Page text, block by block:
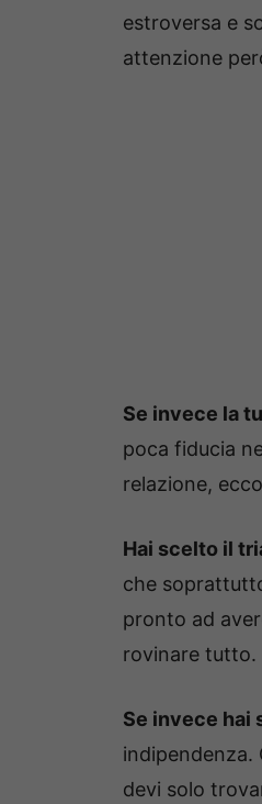
estroversa e
attenzione
Se invece la
poca fiducia
relazione,
Hai scelto il
che
pronto ad
rovinare tutto.
Se invece hai
indipendenza.
devi solo